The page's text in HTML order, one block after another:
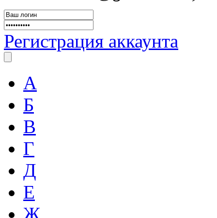
Регистрация аккаунта
А
Б
В
Г
Д
Е